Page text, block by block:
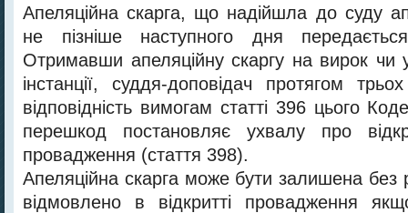
Апеляційна скарга, що надійшла до суду
не пізніше наступного дня передається
Отримавши апеляційну скаргу на вирок чи
інстанції, суддя-доповідач протягом
відповідність вимогам статті 396 цього
перешкод постановляє ухвалу про
провадження (стаття 398).
Апеляційна скарга може бути залишена без
відмовлено в відкритті провадження